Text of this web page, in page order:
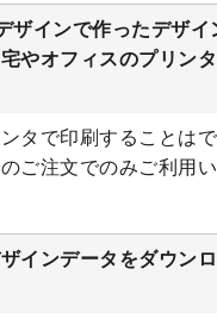
しました。
ちわのデザインテンプレート
した。
開いたしました。
カバー（見積書表紙）の
しました。
ザインで作ったデザイ
やオフィスのプリン
タで印刷することは
ご注文でのみご利用
インデータをダウン